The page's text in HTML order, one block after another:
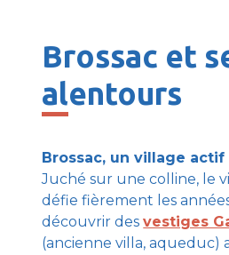
Brossac et
alentours
Brossac, un village actif
Juché sur une colline, le
défie fièrement les
découvrir desvestiges
(ancienne villa,